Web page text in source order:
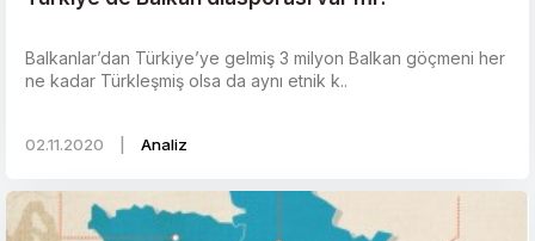
Balkanlar’dan Türkiye’ye gelmiş 3 milyon Balkan göçmeni her
ne kadar Türkleşmiş olsa da aynı etnik k..
02.11.2020 Analiz